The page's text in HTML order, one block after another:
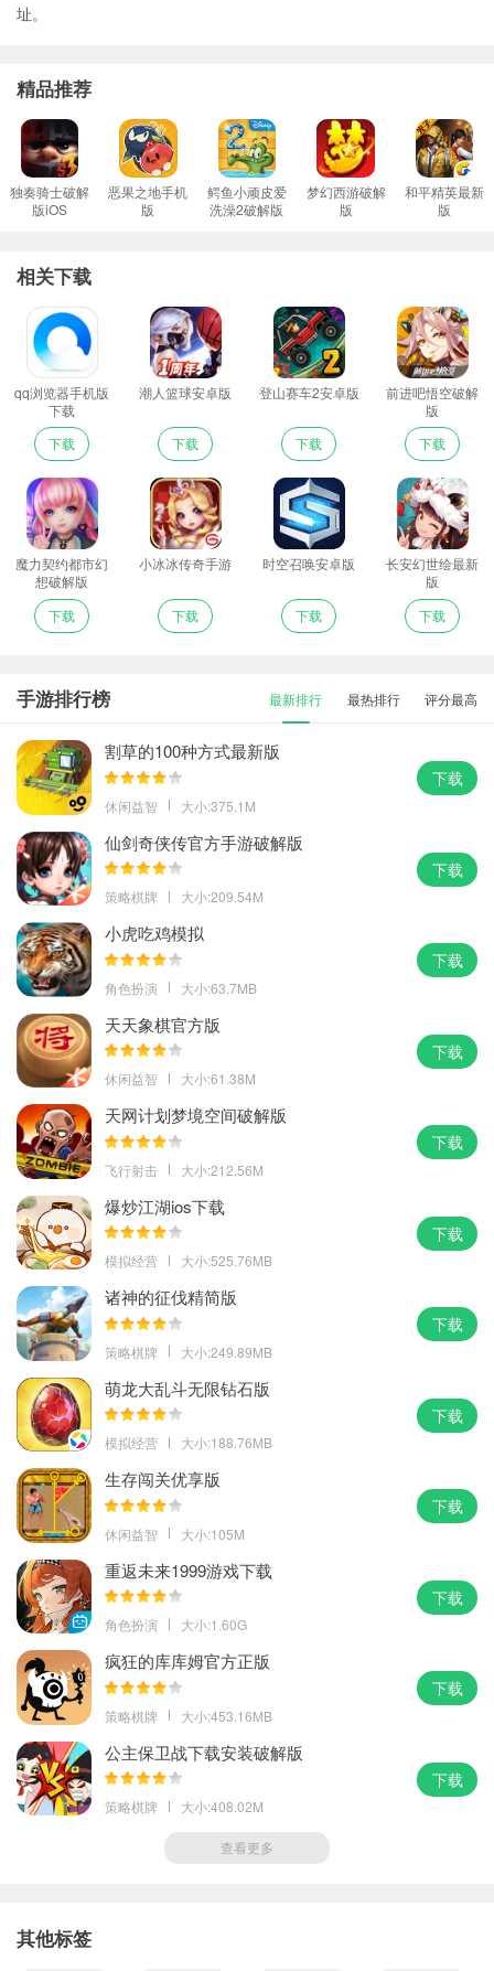
址。
精品推荐
独奏骑士破解
版iOS
恶果之地手机
版
鳄鱼小顽皮爱
洗澡2破解版
梦幻西游破解
版
和平精英最新
版
相关下载
qq浏览器手机版
下载
下载
潮人篮球安卓版
下载
登山赛车2安卓版
下载
前进吧悟空破解
版
下载
魔力契约都市幻
想破解版
下载
小冰冰传奇手游
下载
时空召唤安卓版
下载
长安幻世绘最新
版
下载
手游排行榜 最新排行 最热排行 评分最高
割草的100种方式最新版
休闲益智 大小:375.1M
下载
仙剑奇侠传官方手游破解版
策略棋牌 大小:209.54M
下载
小虎吃鸡模拟
角色扮演 大小:63.7MB
下载
天天象棋官方版
休闲益智 大小:61.38M
下载
天网计划梦境空间破解版
飞行射击 大小:212.56M
下载
爆炒江湖ios下载
模拟经营 大小:525.76MB
下载
诸神的征伐精简版
策略棋牌 大小:249.89MB
下载
萌龙大乱斗无限钻石版
模拟经营 大小:188.76MB
下载
生存闯关优享版
休闲益智 大小:105M
下载
重返未来1999游戏下载
角色扮演 大小:1.60G
下载
疯狂的库库姆官方正版
策略棋牌 大小:453.16MB
下载
公主保卫战下载安装破解版
策略棋牌 大小:408.02M
下载
查看更多
其他标签